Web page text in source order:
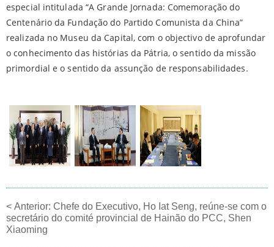
especial intitulada “A Grande Jornada: Comemoração do
Centenário da Fundação do Partido Comunista da China”
realizada no Museu da Capital, com o objectivo de aprofundar
o conhecimento das histórias da Pátria, o sentido da missão
primordial e o sentido da assunção de responsabilidades.
< Anterior: Chefe do Executivo, Ho Iat Seng, reúne-se com o
secretário do comité provincial de Hainão do PCC, Shen
Xiaoming